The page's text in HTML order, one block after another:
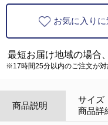
お気に入りに
最短お届け地域の場合、
※17時間25分以内のご注文が対
商品説明
サイズ
商品詳